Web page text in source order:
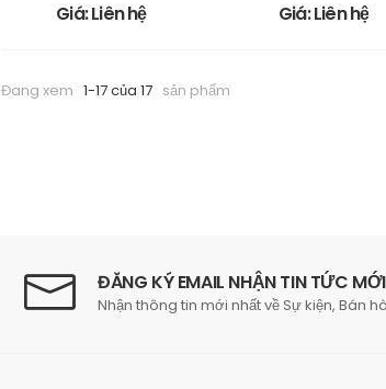
Giá: Liên hệ Giá: Liên hệ
Đang xem 1-17 của 17 sản phẩm
ĐĂNG KÝ EMAIL NHẬN TIN TỨC MỚI
Nhận thông tin mới nhất về Sự kiện, Bán